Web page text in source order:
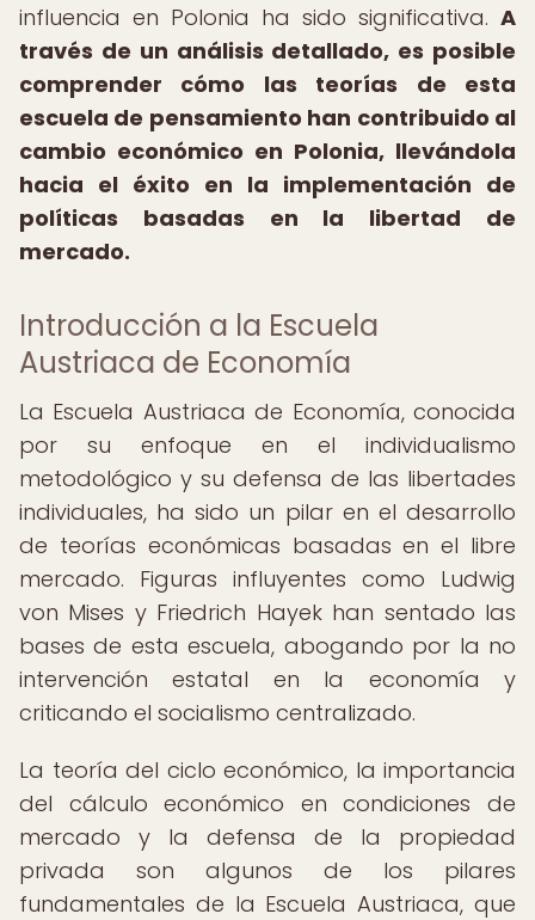
influencia en Polonia ha sido significativa. A
través de un análisis detallado, es posible
comprender cómo las teorías de esta
escuela de pensamiento han contribuido al
cambio económico en Polonia, llevándola
hacia el éxito en la implementación de
políticas basadas en la libertad de
mercado.
Introducción a la Escuela
Austriaca de Economía
La Escuela Austriaca de Economía, conocida
por su enfoque en el individualismo
metodológico y su defensa de las libertades
individuales, ha sido un pilar en el desarrollo
de teorías económicas basadas en el libre
mercado. Figuras influyentes como Ludwig
von Mises y Friedrich Hayek han sentado las
bases de esta escuela, abogando por la no
intervención estatal en la economía y
criticando el socialismo centralizado.
La teoría del ciclo económico, la importancia
del cálculo económico en condiciones de
mercado y la defensa de la propiedad
privada son algunos de los pilares
fundamentales de la Escuela Austriaca, que